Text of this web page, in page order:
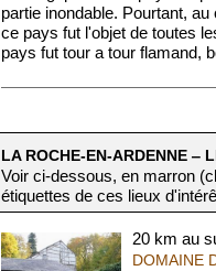
partie inondable. Pourtant,
ce pays fut l'objet de toutes
pays fut tour a tour flamand,
LA ROCHE-EN-ARDENNE ‒
Voir ci-dessous, en marron
étiquettes de ces lieux
20 km au
DOMAINE